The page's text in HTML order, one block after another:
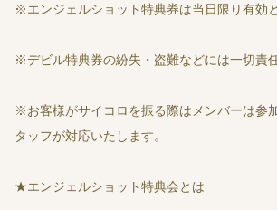
※エンジェルショット特典券は当日限り有効
※デビル特典券の紛失・盗難などには一切責
※お客様がサイコロを振る際はメンバーは参
タッフが対応いたします。
★エンジェルショット特典会とは